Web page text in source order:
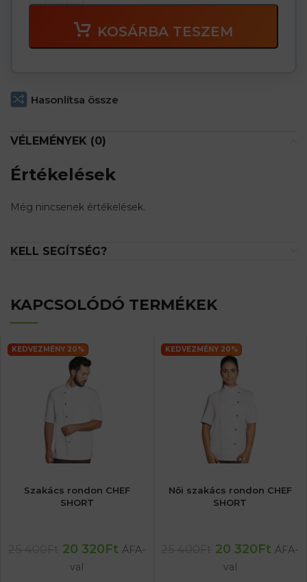
KOSÁRBA TESZEM
Hasonlítsa össze
VÉLEMÉNYEK (0)
Értékelések
Még nincsenek értékelések.
KELL SEGÍTSÉG?
KAPCSOLÓDÓ TERMÉKEK
KEDVEZMÉNY 20%
Szakács rondon CHEF
SHORT
20 320Ft ÁFA-
val
KEDVEZMÉNY 20%
Női szakács rondon CHEF
SHORT
20 320Ft ÁFA-
val